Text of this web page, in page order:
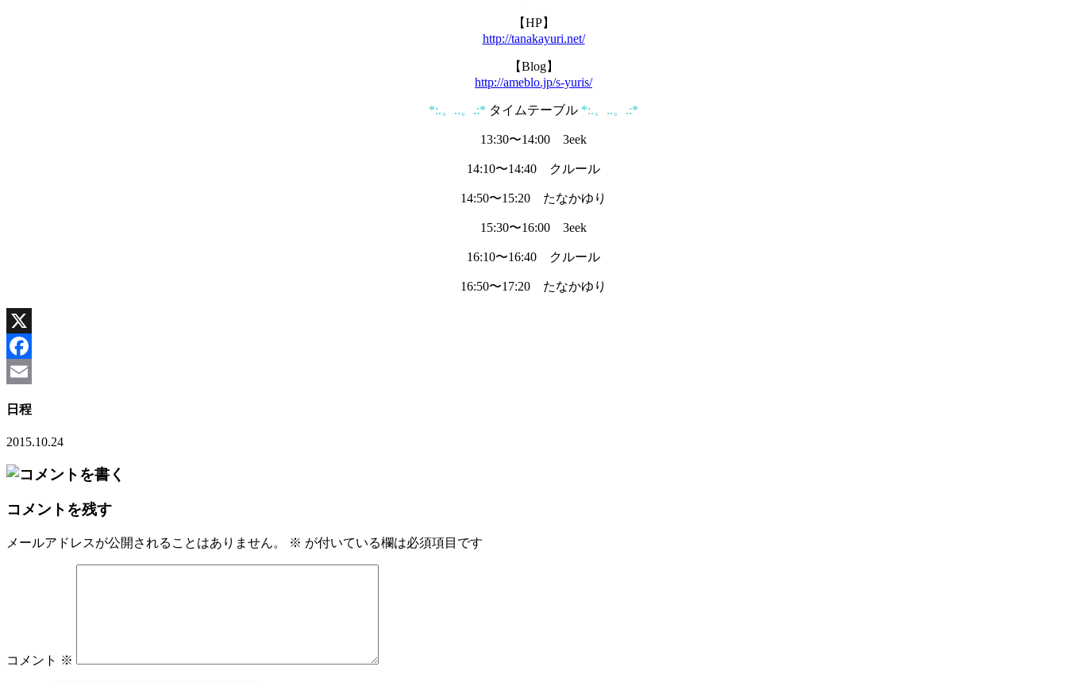
【HP】
http://tanakayuri.net/
【Blog】
http://ameblo.jp/s-yuris/
*:.。..。.:* タイムテーブル *:.。..。.:*
13:30〜14:00 3eek
14:10〜14:40 クルール
14:50〜15:20 たなかゆり
15:30〜16:00 3eek
16:10〜16:40 クルール
16:50〜17:20 たなかゆり
X
Facebook
日程
2015.10.24
コメントを残す
メールアドレスが公開されることはありません。 ※ が付いている欄は必須項目です
コメント ※